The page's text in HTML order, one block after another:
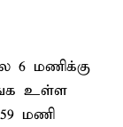
6 மணிக்கு
உள்ள
மணி